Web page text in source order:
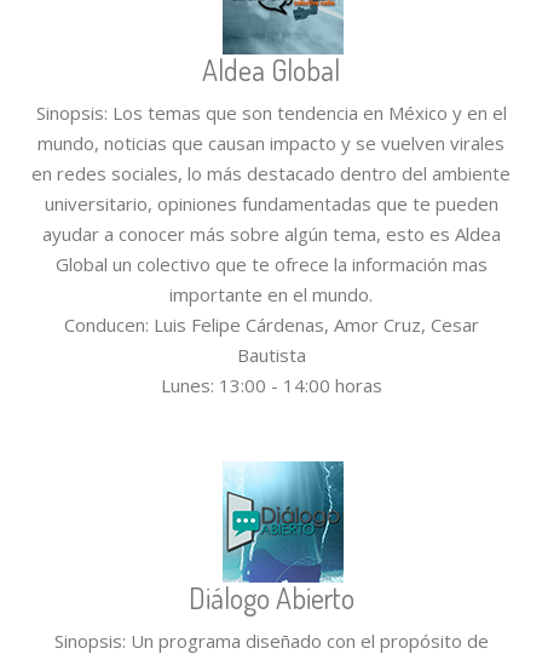
Aldea Global
Sinopsis: Los temas que son tendencia en México y en el
mundo, noticias que causan impacto y se vuelven virales
en redes sociales, lo más destacado dentro del ambiente
universitario, opiniones fundamentadas que te pueden
ayudar a conocer más sobre algún tema, esto es Aldea
Global un colectivo que te ofrece la información mas
importante en el mundo.
Conducen: Luis Felipe Cárdenas, Amor Cruz, Cesar
Bautista
Lunes: 13:00 - 14:00 horas
Diálogo Abierto
Sinopsis: Un programa diseñado con el propósito de